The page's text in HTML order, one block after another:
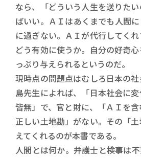
なら、「どういう人生を送りた
ばいい。ＡＩはあくまでも人間
に過ぎない。ＡＩが代行してく
どう有効に使うか。自分の好奇
っぷり与えられるというのだ。
現時点の問題点はむしろ日本の
島先生によれば、「日本社会に
皆無」で、官と財に、「ＡＩを
正しい土地勘」がない。その「
えてくれるのが本書である。
人間とは何か。弁護士と検事は